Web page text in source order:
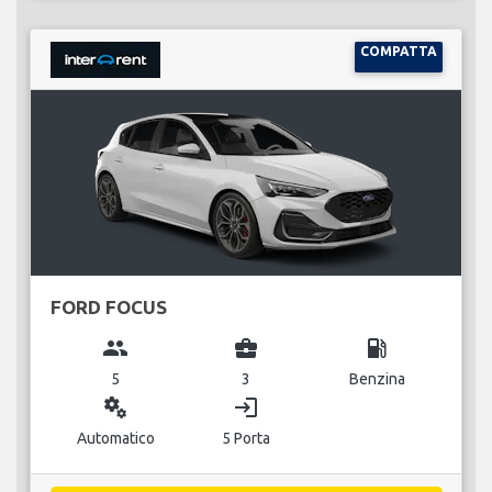
COMPATTA
FORD FOCUS
group
5
business_center
3
local_gas_station
Benzina
miscellaneous_services
Automatico
login
5 Porta